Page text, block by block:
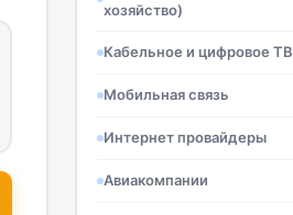
хозяйство)
Кабельное и цифровое ТВ
Мобильная связь
Интернет провайдеры
Авиакомпании